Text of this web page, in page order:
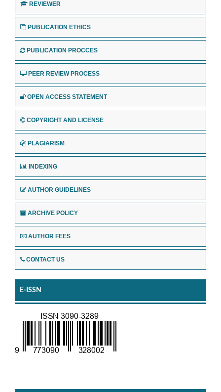
REVIEWER
PUBLICATION ETHICS
PUBLICATION PROCCES
PEER REVIEW PROCESS
OPEN ACCESS STATEMENT
COPYRIGHT AND LICENSE
PLAGIARISM
INDEXING
AUTHOR GUIDELINES
ARCHIVE POLICY
AUTHOR FEES
CONTACT US
E-ISSN